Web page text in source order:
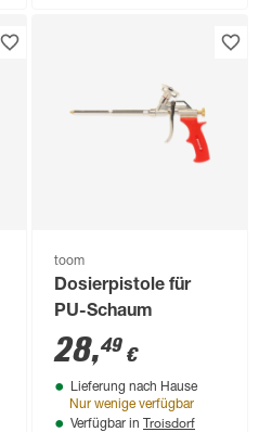
toom
Dosierpistole für
PU-Schaum
28,49 €
Lieferung nach Hause
Nur wenige verfügbar
Verfügbar in Troisdorf